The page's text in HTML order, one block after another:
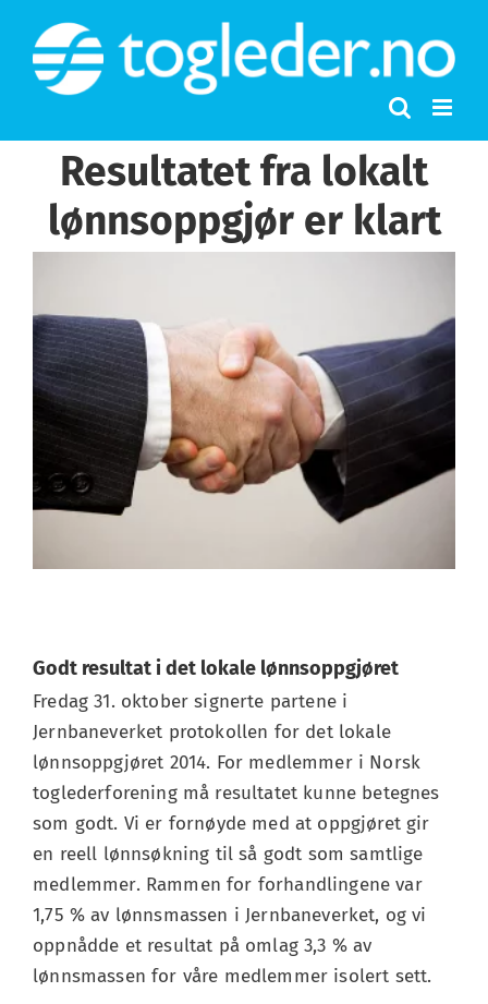
content
Resultatet fra lokalt
lønnsoppgjør er klart
Godt resultat i det lokale lønnsoppgjøret
Fredag 31. oktober signerte partene i
Jernbaneverket protokollen for det lokale
lønnsoppgjøret 2014. For medlemmer i Norsk
toglederforening må resultatet kunne betegnes
som godt. Vi er fornøyde med at oppgjøret gir
en reell lønnsøkning til så godt som samtlige
medlemmer. Rammen for forhandlingene var
1,75 % av lønnsmassen i Jernbaneverket, og vi
oppnådde et resultat på omlag 3,3 % av
lønnsmassen for våre medlemmer isolert sett.